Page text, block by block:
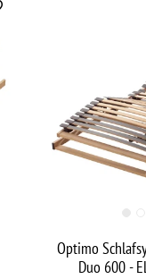
Optimo
Duo 600 -